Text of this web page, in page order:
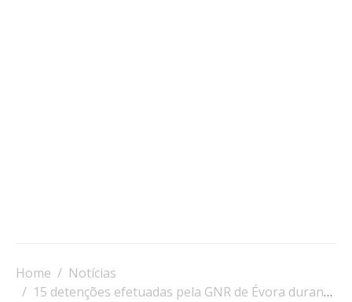
Home
Notícias
15 detenções efetuadas pela GNR de Évora durante o fim de semana